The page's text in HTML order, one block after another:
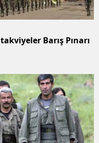
Barış Pınarı